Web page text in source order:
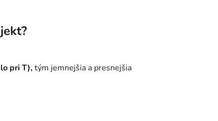
priT),tým jemnejšia a presnejšia